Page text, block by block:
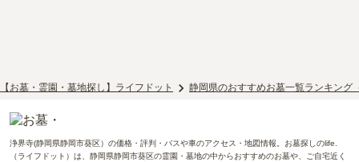
【お墓・霊園・墓地探し】ライフドット 静岡県のおすすめお墓一覧ランキング
浄界寺(静岡県静岡市葵区）の価格・評判・バスや車のアクセス・地図情報。お墓探しのlife.
（ライフドット）は、静岡県静岡市葵区の霊園・墓地の中からおすすめのお墓や、ご自宅近く